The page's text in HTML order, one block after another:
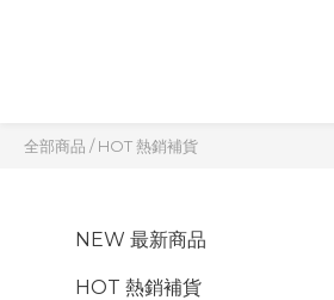
全部商品 /HOT 熱銷補貨
NEW 最新商品
HOT 熱銷補貨